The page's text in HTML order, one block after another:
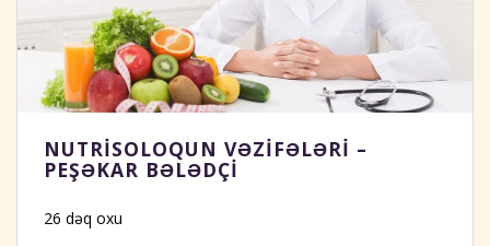
NUTRISOLOQUN VƏZIFƏLƏRI –
PEŞƏKAR BƏLƏDÇI
26 dəq oxu